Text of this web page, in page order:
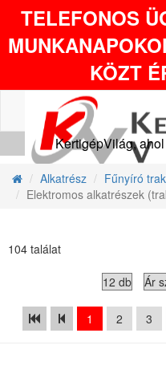
TELEFONOS
KÖZT
KertigépVilág,
Alkatrész
Fűnyíró
Elektromos alkatrészek
104 találat
1 2 3